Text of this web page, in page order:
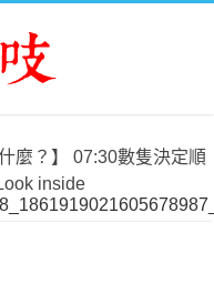
麼？】 07:30數隻決定順
inside